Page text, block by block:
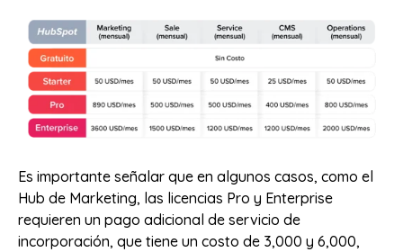
Es importante señalar que en algunos casos, como el
Hub de Marketing, las licencias Pro y Enterprise
requieren un pago adicional de servicio de
incorporación, que tiene un costo de 3,000 y 6,000,